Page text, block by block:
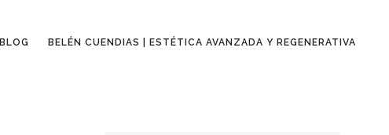
BLOG BELÉN CUENDIAS | ESTÉTICA AVANZADA Y REGENERATIVA